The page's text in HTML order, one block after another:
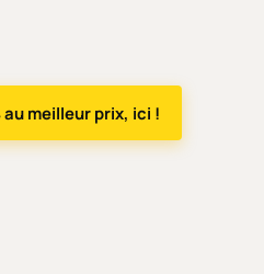
au meilleur prix, ici !